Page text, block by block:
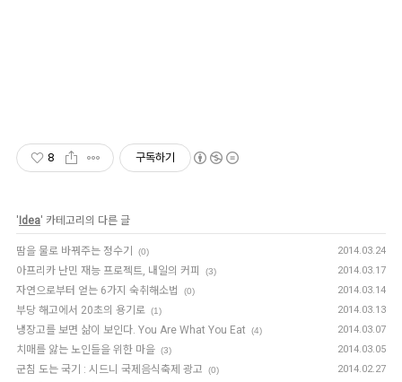
8 구독하기
' Idea' 카테고리의 다른 글
땀을 물로 바꿔주는 정수기 (0) 2014.03.24
아프리카 난민 재능 프로젝트, 내일의 커피 (3) 2014.03.17
자연으로부터 얻는 6가지 숙취해소법 (0) 2014.03.14
부당 해고에서 20초의 용기로 (1) 2014.03.13
냉장고를 보면 삶이 보인다. You Are What You Eat (4) 2014.03.07
치매를 앓는 노인들을 위한 마을 (3) 2014.03.05
군침 도는 국기 : 시드니 국제음식축제 광고 (0) 2014.02.27